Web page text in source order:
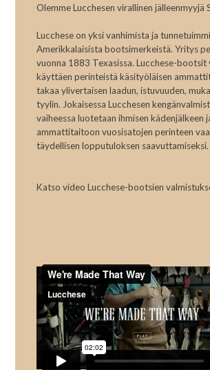
Olemme Lucchesen virallinen jälleenmyyjä
Lucchese on yksi vanhimista ja
Amerikkalaisista bootsimerkeistä. Yritys
vuonna 1883 Texasissa. Lucchese-bootsit
käyttäen perinteistä käsityöläisen
takaa ylivertaisen laadun, istuvuuden,
tyylin. Jokaisessa Lucchesen
vaiheessa luotetaan ihmisen kädenjälkeen
ammattitaitoon vuosisatojen perinteen
täydellisen lopputuloksen saavuttamiseksi.
Katso video Lucchese-bootsien